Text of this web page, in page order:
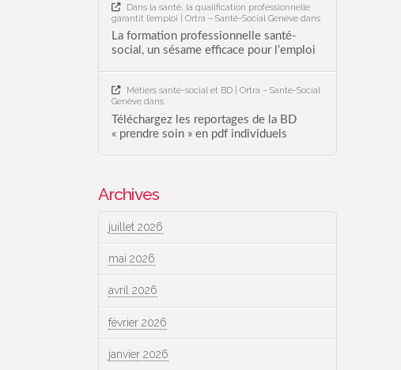
Dans la santé, la qualification professionnelle
garantit l’emploi | Ortra – Santé-Social Genève dans
La formation professionnelle santé-
social, un sésame efficace pour l’emploi
Métiers santé-social et BD | Ortra – Santé-Social
Genève dans
Téléchargez les reportages de la BD
« prendre soin » en pdf individuels
Archives
juillet 2026
mai 2026
avril 2026
février 2026
janvier 2026